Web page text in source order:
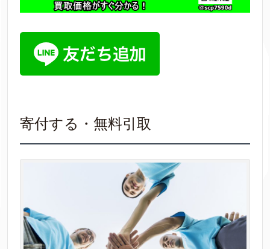
寄付する・無料引取